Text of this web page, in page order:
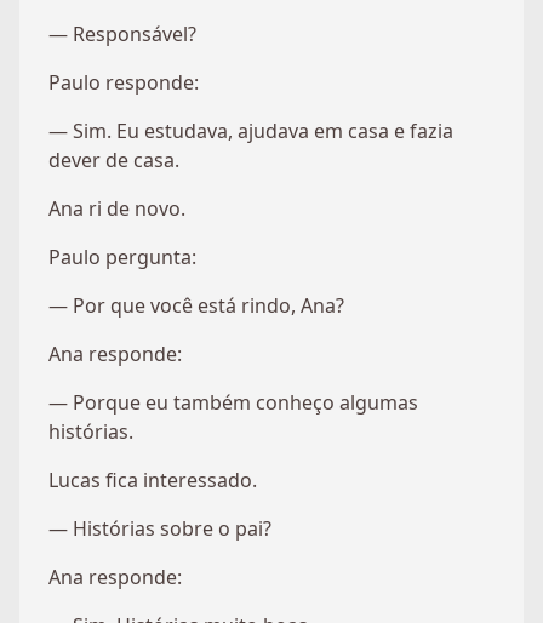
— Responsável?
Paulo responde:
— Sim. Eu estudava, ajudava em casa e fazia
dever de casa.
Ana ri de novo.
Paulo pergunta:
— Por que você está rindo, Ana?
Ana responde:
— Porque eu também conheço algumas
histórias.
Lucas fica interessado.
— Histórias sobre o pai?
Ana responde: